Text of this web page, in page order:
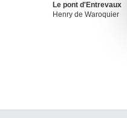
Le pont d'Entrevaux
Henry de Waroquier